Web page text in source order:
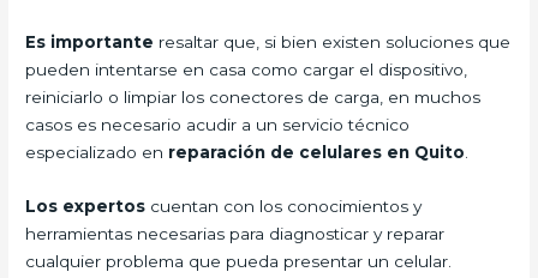
Es importante resaltar que, si bien existen soluciones que
pueden intentarse en casa como cargar el dispositivo,
reiniciarlo o limpiar los conectores de carga, en muchos
casos es necesario acudir a un servicio técnico
especializado en reparación de celulares en Quito.
Los expertos cuentan con los conocimientos y
herramientas necesarias para diagnosticar y reparar
cualquier problema que pueda presentar un celular.